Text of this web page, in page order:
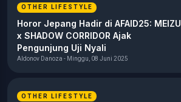
OTHER LIFESTYLE
Horor Jepang Hadir di AFAID25: MEIZU
x SHADOW CORRIDOR Ajak
Pengunjung Uji Nyali
Aldonov Danoza - Minggu, 08 Juni 2025
OTHER LIFESTYLE